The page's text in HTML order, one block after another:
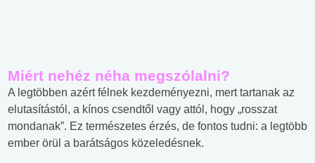
Miért nehéz néha megszólalni?
A legtöbben azért félnek kezdeményezni, mert tartanak az
elutasítástól, a kínos csendtől vagy attól, hogy „rosszat
mondanak”. Ez természetes érzés, de fontos tudni: a legtöbb
ember örül a barátságos közeledésnek.